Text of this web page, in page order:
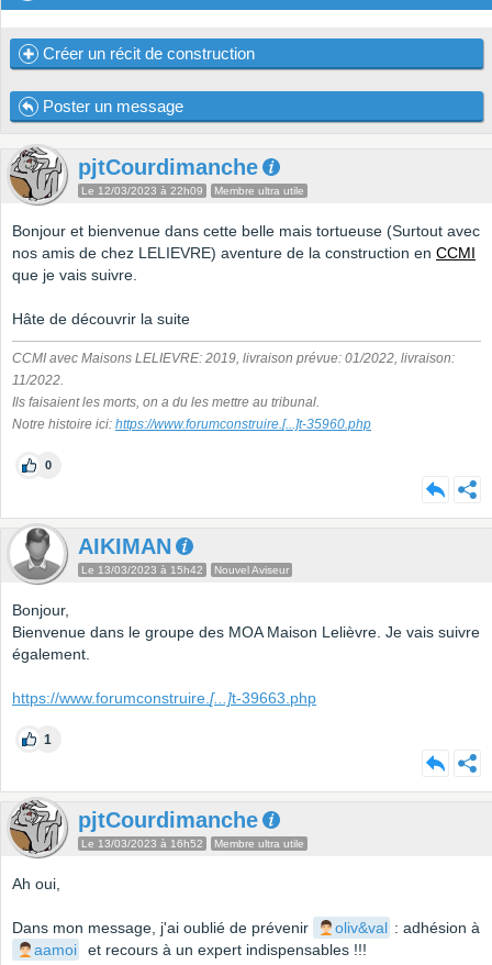
Créer un récit de construction
Poster un message
pjtCourdimanche
Le 12/03/2023 à 22h09 Membre ultra utile
Bonjour et bienvenue dans cette belle mais tortueuse (Surtout avec
nos amis de chez LELIEVRE) aventure de la construction en CCMI
que je vais suivre.
Hâte de découvrir la suite
CCMI avec Maisons LELIEVRE: 2019, livraison prévue: 01/2022, livraison:
11/2022.
Ils faisaient les morts, on a du les mettre au tribunal.
Notre histoire ici: https://www.forumconstruire.[...]t-35960.php
0
AIKIMAN
Le 13/03/2023 à 15h42 Nouvel Aviseur
Bonjour,
Bienvenue dans le groupe des MOA Maison Lelièvre. Je vais suivre
également.
https://www.forumconstruire.[...]t-39663.php
1
pjtCourdimanche
Le 13/03/2023 à 16h52 Membre ultra utile
Ah oui,
Dans mon message, j'ai oublié de prévenir oliv&val : adhésion à
aamoi
et recours à un expert indispensables !!!